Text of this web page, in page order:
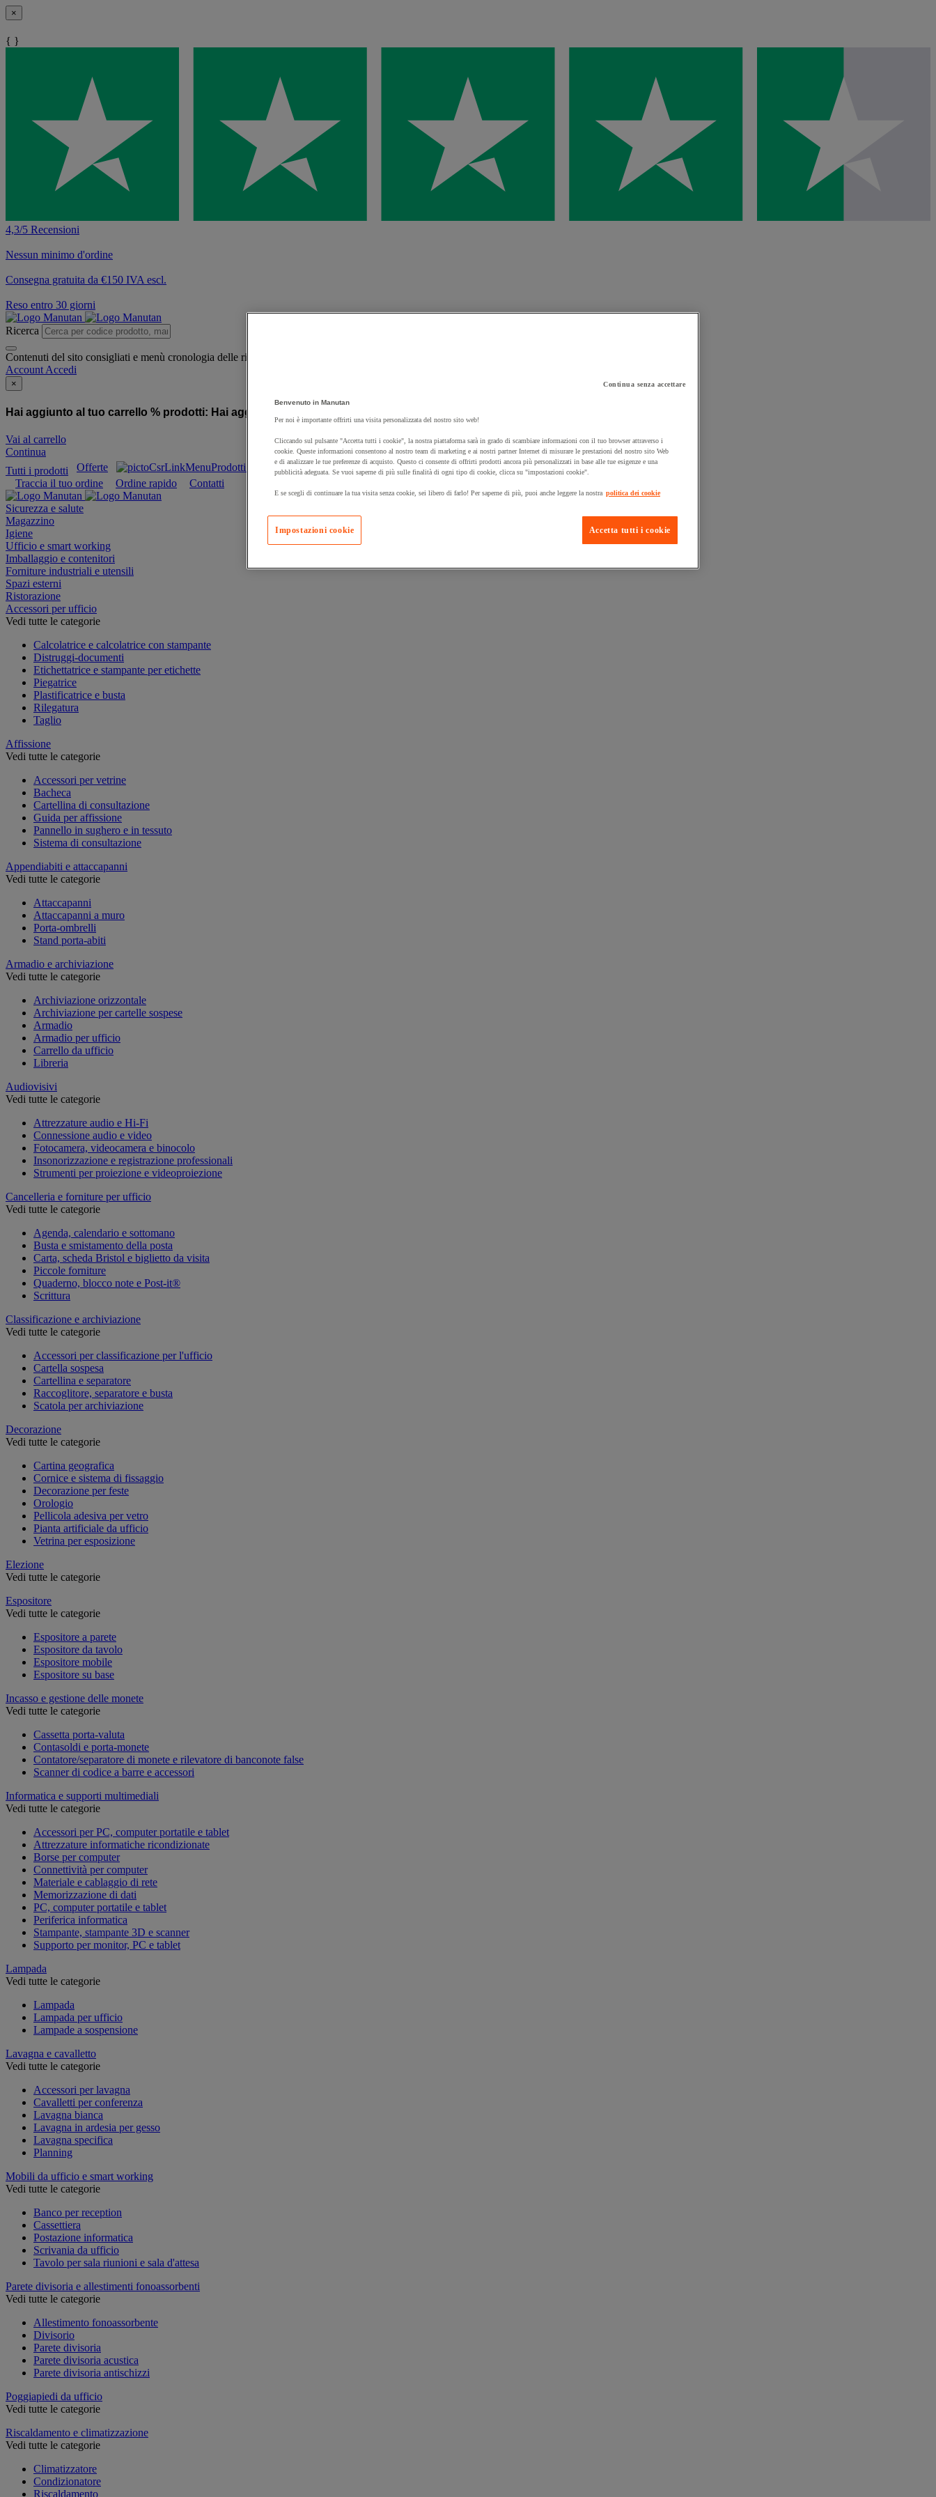
×
{ }
4,3/5 Recensioni
Nessun minimo d'ordine
Consegna gratuita da €150 IVA escl.
Reso entro 30 giorni
Ricerca
Contenuti del sito consigliati e menù cronologia delle ricerche
Account Accedi
×
Hai aggiunto al tuo carrello % prodotti: Hai aggiunto al tuo carrello un prodotto:
Vai al carrello
Continua
Tutti i prodotti
Offerte Prodotti sostenibili Manutan Expert
Prodotti in pronta consegna
Traccia il tuo ordine
Ordine rapido Contatti
Sicurezza e salute
Magazzino
Igiene
Ufficio e smart working
Imballaggio e contenitori
Forniture industriali e utensili
Spazi esterni
Ristorazione
Accessori per ufficio
Vedi tutte le categorie
Calcolatrice e calcolatrice con stampante
Distruggi-documenti
Etichettatrice e stampante per etichette
Piegatrice
Plastificatrice e busta
Rilegatura
Taglio
Affissione
Vedi tutte le categorie
Accessori per vetrine
Bacheca
Cartellina di consultazione
Guida per affissione
Pannello in sughero e in tessuto
Sistema di consultazione
Appendiabiti e attaccapanni
Vedi tutte le categorie
Attaccapanni
Attaccapanni a muro
Porta-ombrelli
Stand porta-abiti
Armadio e archiviazione
Vedi tutte le categorie
Archiviazione orizzontale
Archiviazione per cartelle sospese
Armadio
Armadio per ufficio
Carrello da ufficio
Libreria
Audiovisivi
Vedi tutte le categorie
Attrezzature audio e Hi-Fi
Connessione audio e video
Fotocamera, videocamera e binocolo
Insonorizzazione e registrazione professionali
Strumenti per proiezione e videoproiezione
Cancelleria e forniture per ufficio
Vedi tutte le categorie
Agenda, calendario e sottomano
Busta e smistamento della posta
Carta, scheda Bristol e biglietto da visita
Piccole forniture
Quaderno, blocco note e Post-it®
Scrittura
Classificazione e archiviazione
Vedi tutte le categorie
Accessori per classificazione per l'ufficio
Cartella sospesa
Cartellina e separatore
Raccoglitore, separatore e busta
Scatola per archiviazione
Decorazione
Vedi tutte le categorie
Cartina geografica
Cornice e sistema di fissaggio
Decorazione per feste
Orologio
Pellicola adesiva per vetro
Pianta artificiale da ufficio
Vetrina per esposizione
Elezione
Vedi tutte le categorie
Espositore
Vedi tutte le categorie
Espositore a parete
Espositore da tavolo
Espositore mobile
Espositore su base
Incasso e gestione delle monete
Vedi tutte le categorie
Cassetta porta-valuta
Contasoldi e porta-monete
Contatore/separatore di monete e rilevatore di banconote false
Scanner di codice a barre e accessori
Informatica e supporti multimediali
Vedi tutte le categorie
Accessori per PC, computer portatile e tablet
Attrezzature informatiche ricondizionate
Borse per computer
Connettività per computer
Materiale e cablaggio di rete
Memorizzazione di dati
PC, computer portatile e tablet
Periferica informatica
Stampante, stampante 3D e scanner
Supporto per monitor, PC e tablet
Lampada
Vedi tutte le categorie
Lampada
Lampada per ufficio
Lampade a sospensione
Lavagna e cavalletto
Vedi tutte le categorie
Accessori per lavagna
Cavalletti per conferenza
Lavagna bianca
Lavagna in ardesia per gesso
Lavagna specifica
Planning
Mobili da ufficio e smart working
Vedi tutte le categorie
Banco per reception
Cassettiera
Postazione informatica
Scrivania da ufficio
Tavolo per sala riunioni e sala d'attesa
Parete divisoria e allestimenti fonoassorbenti
Vedi tutte le categorie
Allestimento fonoassorbente
Divisorio
Parete divisoria
Parete divisoria acustica
Parete divisoria antischizzi
Poggiapiedi da ufficio
Vedi tutte le categorie
Riscaldamento e climatizzazione
Vedi tutte le categorie
Climatizzatore
Condizionatore
Riscaldamento
Continua senza accettare
Benvenuto in Manutan
Per noi è importante offrirti una visita personalizzata del nostro sito web!
Cliccando sul pulsante "Accetta tutti i cookie", la nostra piattaforma sarà in grado di scambiare informazioni con il tuo browser attraverso i
cookie. Queste informazioni consentono al nostro team di marketing e ai nostri partner Internet di misurare le prestazioni del nostro sito Web
e di analizzare le tue preferenze di acquisto. Questo ci consente di offrirti prodotti ancora più personalizzati in base alle tue esigenze e una
pubblicità adeguata. Se vuoi saperne di più sulle finalità di ogni tipo di cookie, clicca su "impostazioni cookie".
E se scegli di continuare la tua visita senza cookie, sei libero di farlo! Per saperne di più, puoi anche leggere la nostra politica dei cookie
Accetta tutti i cookie
Impostazioni cookie